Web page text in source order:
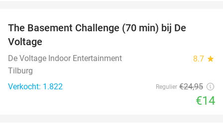
The Basement Challenge (70 min) bij De
Voltage
De Voltage Indoor Entertainment 8.7 star
Tilburg
Verkocht: 1.822
Regulier €24,95
€14